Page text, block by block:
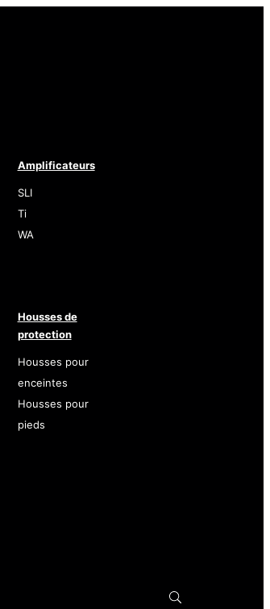
Amplificateurs
SLI
Ti
WA
Housses de
protection
Housses pour
enceintes
Housses pour
pieds